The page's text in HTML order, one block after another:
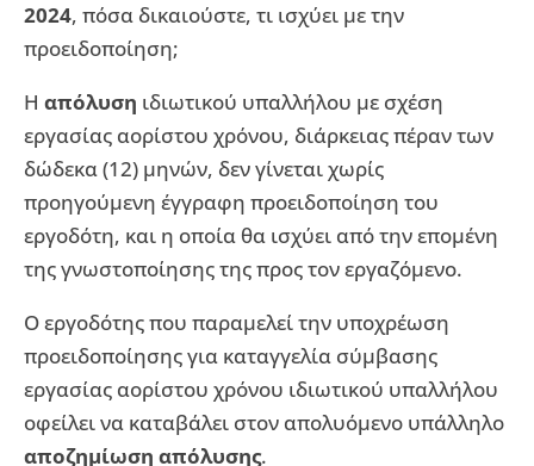
2024, πόσα δικαιούστε, τι ισχύει με την
προειδοποίηση;
Η απόλυση ιδιωτικού υπαλλήλου με σχέση
εργασίας αορίστου χρόνου, διάρκειας πέραν των
δώδεκα (12) μηνών, δεν γίνεται χωρίς
προηγούμενη έγγραφη προειδοποίηση του
εργοδότη, και η οποία θα ισχύει από την επομένη
της γνωστοποίησης της προς τον εργαζόμενο.
Ο εργοδότης που παραμελεί την υποχρέωση
προειδοποίησης για καταγγελία σύμβασης
εργασίας αορίστου χρόνου ιδιωτικού υπαλλήλου
οφείλει να καταβάλει στον απολυόμενο υπάλληλο
αποζημίωση απόλυσης.